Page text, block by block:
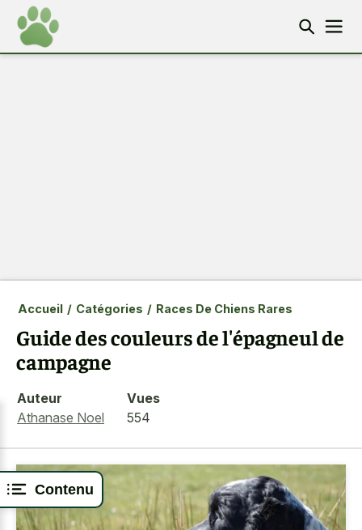
Contenu
Accueil / Catégories / Races De Chiens Rares
Guide des couleurs de l'épagneul de
campagne
Auteur
Athanase Noel
Vues
554